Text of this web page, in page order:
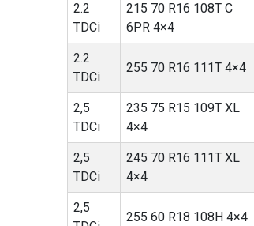
2.2
TDCi
215 70 R16 108T C
6PR 4×4
2.2
TDCi
255 70 R16 111T 4×4
2,5
TDCi
235 75 R15 109T XL
4×4
2,5
TDCi
245 70 R16 111T XL
4×4
2,5
255 60 R18 108H 4×4